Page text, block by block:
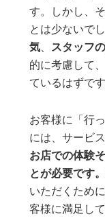
す。しかし、
とは少ないで
気
スタッフ
的に考慮して
ているはずです
お客様に「行
には、サービ
お店での体験
とが必要です。
いただくため
客様に満足し